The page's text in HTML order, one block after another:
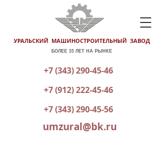
УРАЛЬСКИЙ МАШИНОСТРОИТЕЛЬНЫЙ ЗАВОД
БОЛЕЕ 35 ЛЕТ НА РЫНКЕ
+7 (343) 290-45-46
+7 (912) 222-45-46
+7 (343) 290-45-56
umzural@bk.ru